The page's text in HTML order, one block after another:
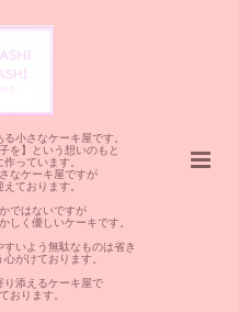
小さなケーキ屋です。
を】という想いのもと
っています。
なケーキ屋ですが
ております。
ではないですが
しく優しいケーキです。
いよう無駄なものは省き
がけております。
り添えるケーキ屋で
おります。